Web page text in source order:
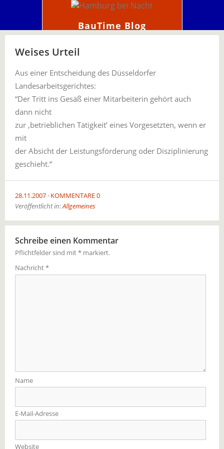
BauTime Blog
Weises Urteil
Aus einer Entscheidung des Düsseldorfer
Landesarbeitsgerichtes:
“Der Tritt ins Gesäß einer Mitarbeiterin gehört auch
dann nicht
zur ‚betrieblichen Tätigkeit’ eines Vorgesetzten, wenn er
mit
der Absicht der Leistungsförderung oder Disziplinierung
geschieht.“
28.11.2007 KOMMENTARE 0
Veröffentlicht in:Allgemeines
Schreibe einen Kommentar
Pflichtfelder sind mit* markiert.
Nachricht*
Name
E-Mail-Adresse
Website